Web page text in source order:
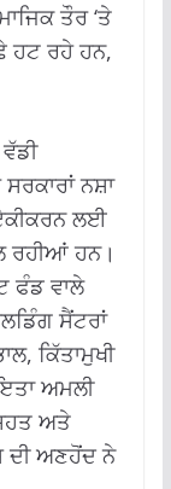
ਤੌਰ ‘ਤੇ
ਹਟ ਰਹੇ ਹਨ,
ਨਸ਼ਾ
ਲਈ
ਰਹੀਆਂ ਹਨ।
ਫੰਡ ਵਾਲੇ
ਸੈਂਟਰਾਂ
ਕਿੱਤਾਮੁਖੀ
ਅਮਲੀ
ਅਤੇ
ਦੀ ਅਣਹੋਂਦ ਨੇ